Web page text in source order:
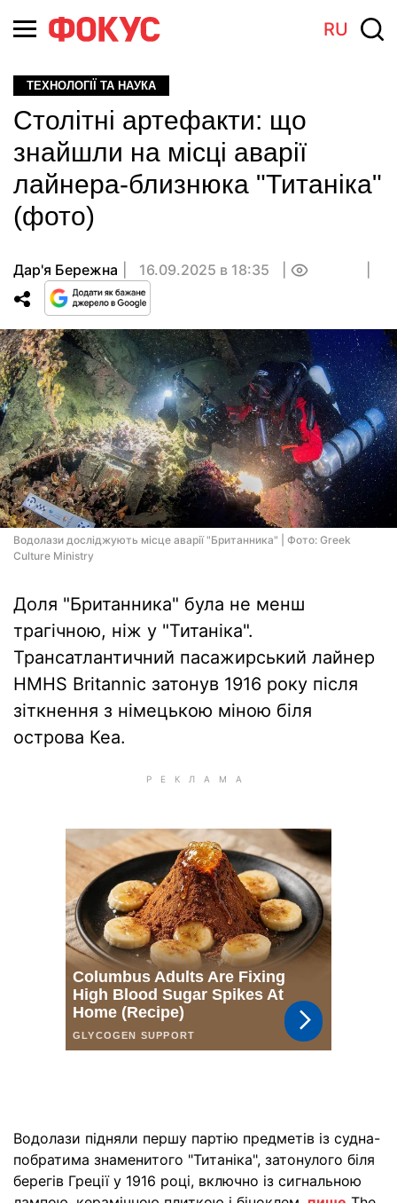
RU
ТЕХНОЛОГІЇ ТА НАУКА
Столітні артефакти: що
знайшли на місці аварії
лайнера-близнюка "Титаніка"
(фото)
Дар'я Бережна 16.09.2025 в 18:35
Водолази досліджують місце аварії "Британника" | Фото: Greek
Culture Ministry
Доля "Британника" була не менш
трагічною, ніж у "Титаніка".
Трансатлантичний пасажирський лайнер
HMHS Britannic затонув 1916 року після
зіткнення з німецькою міною біля
острова Кеа.
Водолази підняли першу партію предметів із судна-
побратима знаменитого "Титаніка", затонулого біля
берегів Греції у 1916 році, включно із сигнальною